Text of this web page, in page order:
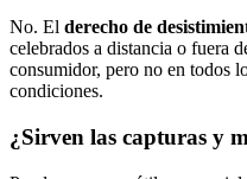
No. El derecho de
celebrados a distancia o fuera
consumidor, pero no en todos
condiciones.
¿Sirven las capturas y